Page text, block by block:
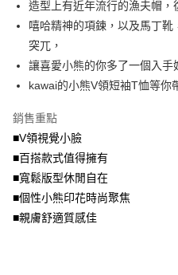
法說明評估內容。
【繳款方式說明】
1.分期款項不併入電信帳單，「大哥
醒簡訊。
2.透過簡訊連結打開帳單後，可選擇
帳／街口支付／iPASS MONEY」等通
【注意事項】
1.本服務係由「台灣大哥大股份有限
用戶於交易時，得透過本服務購買商
買賣價金債權讓與本公司後，依約使
資料（包含姓名、電話或地址）提供
由本公司與您本人進行分期帳單所需
3.完整用戶服務條款，請詳閱以下連結
２．便利：只要手機號碼，簡訊認證
３．安心：先確認商品／服務後，再
【「AFTEE先享後付」結帳流程】
１．於結帳方式選擇「AFTEE先享
２．訂單成立數日內，您將收到繳費
ATM／網路銀行／等多元方式進行付
※ 請注意：結帳手續完成當下不需立
購買商品的店家。未經商家同意取消
後付繳納相關費用。
※ 交易是否成功請以「AFTEE先享後
是否繳費成功／繳費後需取消欲退款
客戶支援中心」https://
全家取貨付款
每筆NT$70，滿NT$699(含以上)
付款後全家取貨
7-11取貨付款
每筆NT$70，滿NT$799(含以上)
付款後7-11取貨
每筆NT$70，滿NT$699(含以上)
宅配
造型上有近年流行的漁夫帽，
嘻哈精神的項鍊，以及馬丁
突兀，
讓喜愛小熊的你多了一個入手
kawai的小熊V領短袖T恤等你
銷售重點
■V領視覺小臉
■百搭款式值得擁有
■寬鬆版型休閒自在
■個性小熊印花時尚聚焦
■親膚舒適質感佳